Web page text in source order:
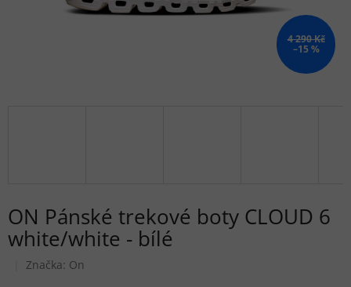
4 290 Kč
–15 %
ON Pánské trekové boty CLOUD 6
white/white - bílé
Značka: On